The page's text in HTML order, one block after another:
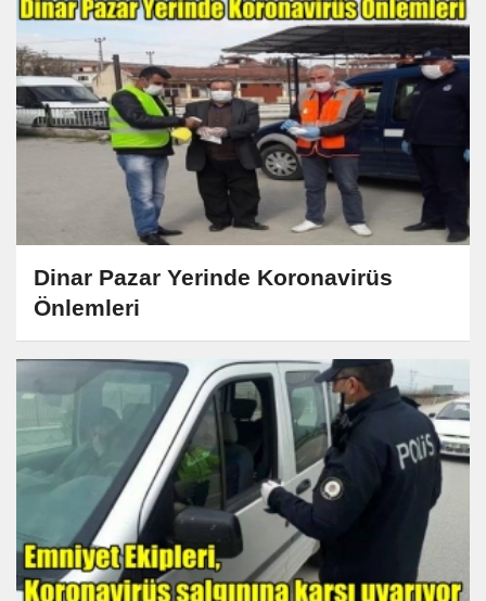
Dinar Pazar Yerinde Koronavirüs
Önlemleri